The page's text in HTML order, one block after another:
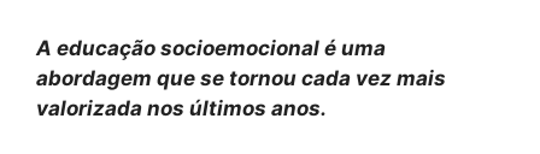
A educação socioemocional é uma
abordagem que se tornou cada vez mais
valorizada nos últimos anos.